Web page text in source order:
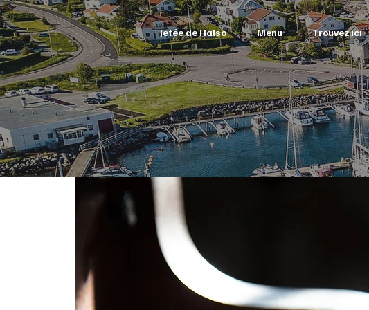
Jetée de Hälsö Menu Trouvez ici